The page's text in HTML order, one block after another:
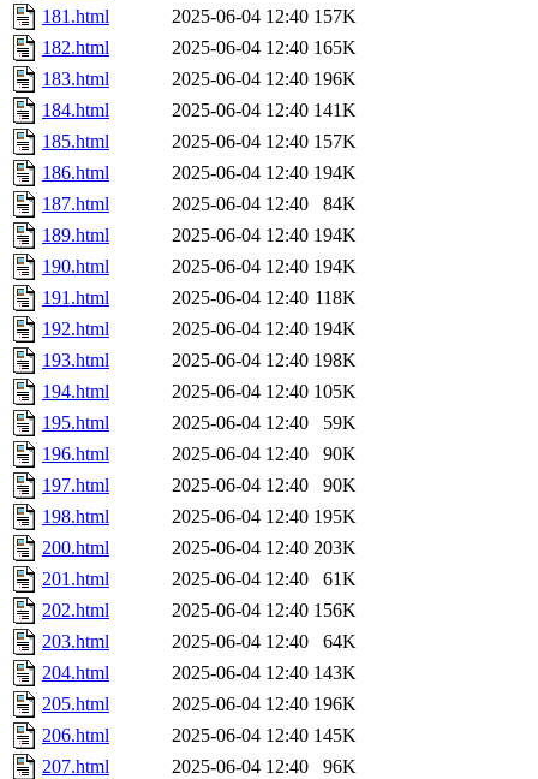
181.html
2025-06-04 12:40 157K
182.html
2025-06-04 12:40 165K
183.html
2025-06-04 12:40 196K
184.html
2025-06-04 12:40 141K
185.html
2025-06-04 12:40 157K
186.html
2025-06-04 12:40 194K
187.html
2025-06-04 12:40
84K
189.html
2025-06-04 12:40 194K
190.html
2025-06-04 12:40 194K
191.html
2025-06-04 12:40 118K
192.html
2025-06-04 12:40 194K
193.html
2025-06-04 12:40 198K
194.html
2025-06-04 12:40 105K
195.html
2025-06-04 12:40
59K
196.html
2025-06-04 12:40
90K
197.html
2025-06-04 12:40
90K
198.html
2025-06-04 12:40 195K
200.html
2025-06-04 12:40 203K
201.html
2025-06-04 12:40
61K
202.html
2025-06-04 12:40 156K
203.html
2025-06-04 12:40
64K
204.html
2025-06-04 12:40 143K
205.html
2025-06-04 12:40 196K
206.html
2025-06-04 12:40 145K
207.html
2025-06-04 12:40
96K